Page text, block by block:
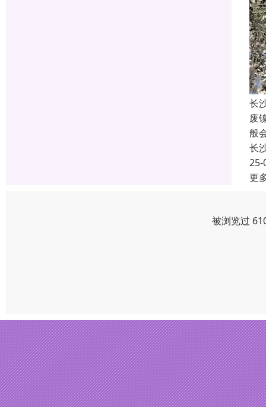
长
废
般
长
25-
更
被浏览过